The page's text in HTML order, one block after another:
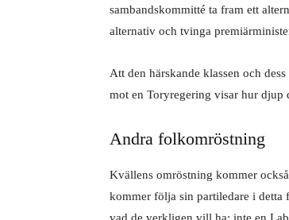
sambandskommitté ta fram ett
alternativ och tvinga
Att den härskande klassen och
mot en Toryregering visar hur djup
Andra folkomröstning
Kvällens omröstning kommer
kommer följa sin partiledare i